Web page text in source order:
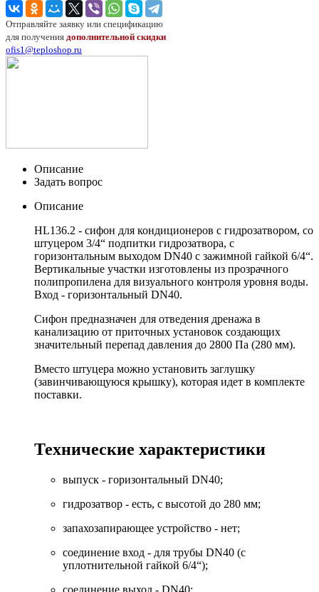
Отправляйте заявку или спецификацию
для получения дополнительной скидки
ofis1@teploshop.ru
Описание
Задать вопрос
Описание
HL136.2 - сифон для кондиционеров с гидрозатвором, со
штуцером 3/4“ подпитки гидрозатвора, с
горизонтальным выходом DN40 с зажимной гайкой 6/4“.
Вертикальные участки изготовлены из прозрачного
полипропилена для визуального контроля уровня воды.
Вход - горизонтальный DN40.
Сифон предназначен для отведения дренажа в
канализацию от приточных установок создающих
значительный перепад давления до 2800 Па (280 мм).
Вместо штуцера можно установить заглушку
(завинчивающуюся крышку), которая идет в комплекте
поставки.
Технические характеристики
выпуск - горизонтальный DN40;
гидрозатвор - есть, с высотой до 280 мм;
запахозапирающее устройство - нет;
соединение вход - для трубы DN40 (с
уплотнительной гайкой 6/4“);
соединение выход - DN40;